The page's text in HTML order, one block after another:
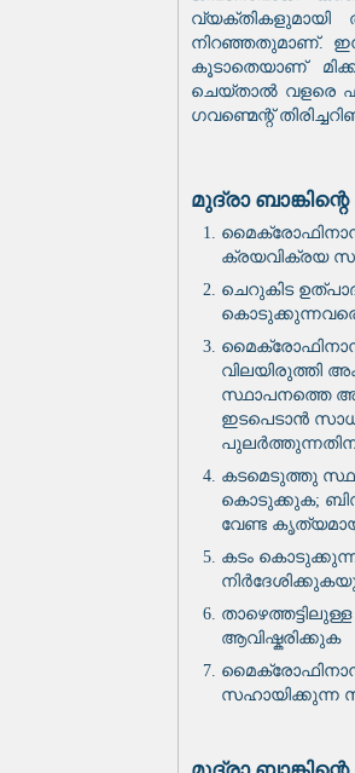
നിറഞ്ഞതുമാണ്.
കൂടാതെയാണ്
ചെയ്താൽ വളരെ
ഗവണ്മെന്റ്
മുദ്രാ
ക്രയവിക്രയ
ചെറുകിട
വിലയിരുത്തി
സ്ഥാപനത്തെ
ഇടപെടാൻ
പുലർത്തുന്നതിനു
കടമെടുത്തു
കൊടുക്കുക;
വേണ്ട
കടം കൊടുക്കുന്ന
ആവിഷ്കരിക്കുക
സഹായിക്കുന്ന